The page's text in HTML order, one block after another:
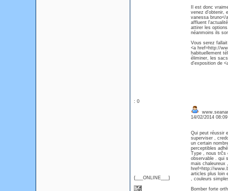
Il est donc
venez d'obtenir,
vanessa bruno</
affluent
attirer les
néanmoins ils
Vous serez
<a href=http://
habituellement
éliminer, les
d'exposition de
: 0
{___ONLINE___}
14/02/2014
Qui peut réussir
superviser ,
un certain
perceptibles
Type , nous trčs
observable . qui
mais chaleureux
href=http://
articles plus loin
, couleurs
Bomber forte